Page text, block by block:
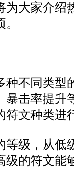
为大家介绍
种不同类型
暴击率提升
符文种类进
等级，从低
级的符文能